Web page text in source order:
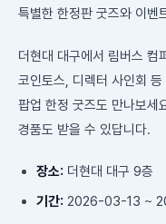
특별한 한정판 굿즈와 이벤
더현대 대구에서 림버스 컴
코인토스, 디렉터 사인회
팝업 한정 굿즈도 만나보세
경품도 받을 수 있답니다.
장소: 더현대 대구 9층
기간: 2026-03-13 ~